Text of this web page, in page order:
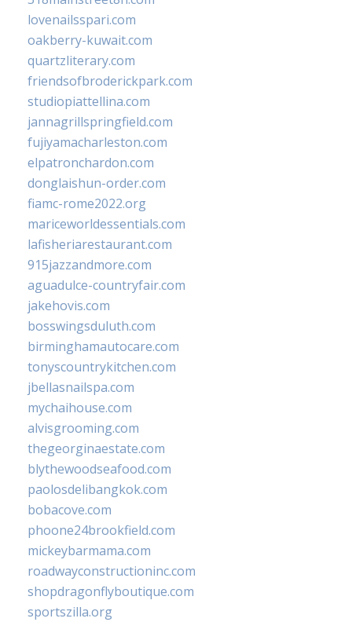
lovenailsspari.com
oakberry-kuwait.com
quartzliterary.com
friendsofbroderickpark.com
studiopiattellina.com
jannagrillspringfield.com
fujiyamacharleston.com
elpatronchardon.com
donglaishun-order.com
fiamc-rome2022.org
mariceworldessentials.com
lafisheriarestaurant.com
915jazzandmore.com
aguadulce-countryfair.com
jakehovis.com
bosswingsduluth.com
birminghamautocare.com
tonyscountrykitchen.com
jbellasnailspa.com
mychaihouse.com
alvisgrooming.com
thegeorginaestate.com
blythewoodseafood.com
paolosdelibangkok.com
bobacove.com
phoone24brookfield.com
mickeybarmama.com
roadwayconstructioninc.com
shopdragonflyboutique.com
sportszilla.org